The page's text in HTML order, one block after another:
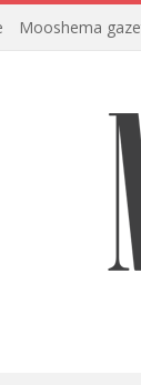
Mooshema